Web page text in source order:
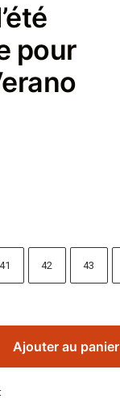
pour
41 42 43
Ajouter au panier